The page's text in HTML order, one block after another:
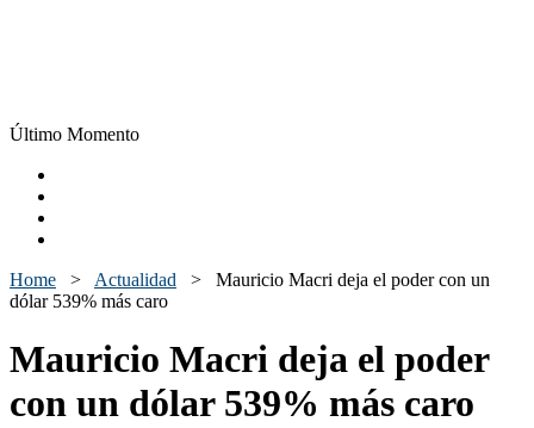
Último Momento
Home > Actualidad > Mauricio Macri deja el poder con un
dólar 539% más caro
Mauricio Macri deja el poder
con un dólar 539% más caro